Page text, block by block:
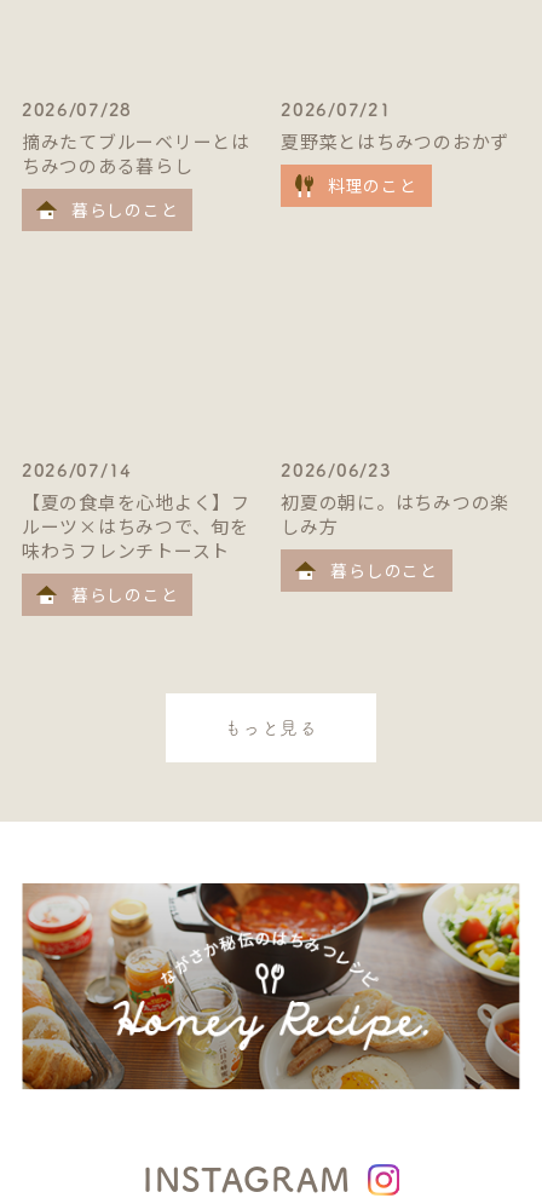
2026/07/28
摘みたてブルーベリーとは
ちみつのある暮らし
暮らしのこと
2026/07/21
夏野菜とはちみつのおかず
料理のこと
2026/07/14
【夏の食卓を心地よく】フ
ルーツ×はちみつで、旬を
味わうフレンチトースト
暮らしのこと
2026/06/23
初夏の朝に。はちみつの楽
しみ方
暮らしのこと
もっと見る
INSTAGRAM